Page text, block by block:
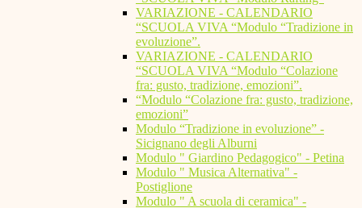
VARIAZIONE - CALENDARIO
“SCUOLA VIVA “Modulo “Tradizione in
evoluzione”.
VARIAZIONE - CALENDARIO
“SCUOLA VIVA “Modulo “Colazione
fra: gusto, tradizione, emozioni”.
“Modulo “Colazione fra: gusto, tradizione,
emozioni”
Modulo “Tradizione in evoluzione” -
Sicignano degli Alburni
Modulo " Giardino Pedagogico" - Petina
Modulo " Musica Alternativa" -
Postiglione
Modulo " A scuola di ceramica" -